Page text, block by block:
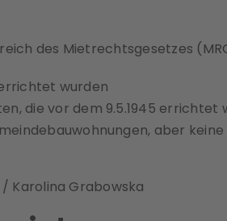
des Mietrechtsgesetzes
wurden
die vor dem 9.5.1945 errichtet
aber
Karolina Grabowska